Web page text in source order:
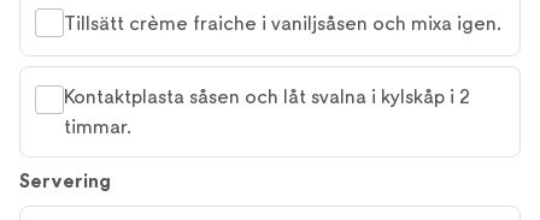
Tillsätt crème fraiche i vaniljsåsen och mixa igen.
Kontaktplasta såsen och låt svalna i kylskåp i 2
timmar.
Servering